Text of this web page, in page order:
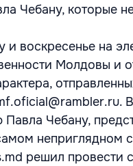
Чебану, которые
и воскресенье на
Молдовы и
Чебану,
неприглядном
решил провести